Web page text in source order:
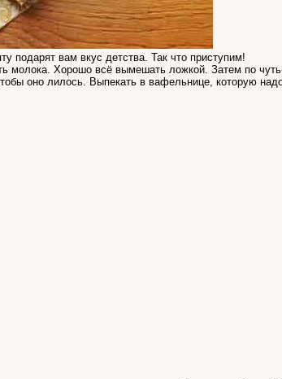
подарят вам вкус детства. Так что приступим!
молока. Хорошо всё вымешать ложкой. Затем по
оно лилось. Выпекать в вафельнице, которую